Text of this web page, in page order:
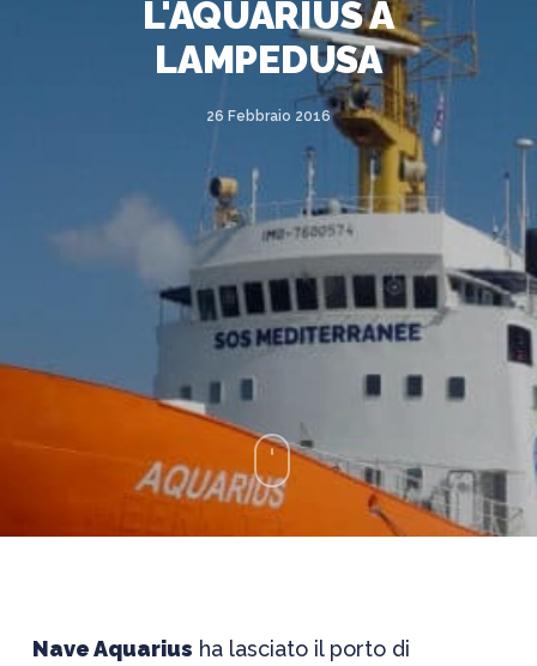
L'AQUARIUS A
LAMPEDUSA
26 Febbraio 2016
Nave Aquarius ha lasciato il porto di